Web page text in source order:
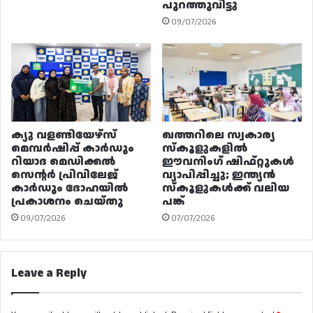
പുറത്തുവിട്ടു
09/07/2026
ക്യു വളണ്ടിയേഴ്‌സ്
മെമ്പർഷിപ്പ് കാർഡും
റിയാദ മെഡിക്കൽ
സെന്റർ പ്രിവിലേജ്
കാർഡും ദോഹയിൽ
പ്രകാശനം ചെയ്തു
09/07/2026
ഖത്തറിലെ സ്വകാര്യ
സ്കൂളുകളിൽ
ഈവനിംഗ് ഷിഫ്റ്റുകൾ
വ്യാപിപ്പിച്ചു; ഇന്ത്യൻ
സ്കൂളുകൾക്ക് വലിയ
പങ്ക്
07/07/2026
Leave a Reply